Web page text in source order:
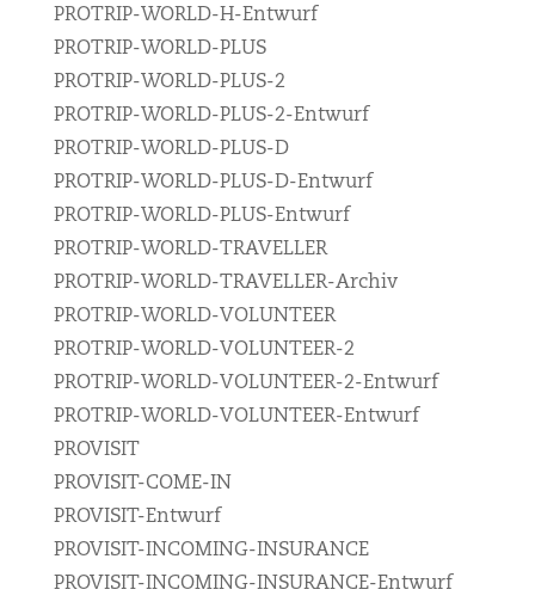
PROTRIP-WORLD-H-Entwurf
PROTRIP-WORLD-PLUS
PROTRIP-WORLD-PLUS-2
PROTRIP-WORLD-PLUS-2-Entwurf
PROTRIP-WORLD-PLUS-D
PROTRIP-WORLD-PLUS-D-Entwurf
PROTRIP-WORLD-PLUS-Entwurf
PROTRIP-WORLD-TRAVELLER
PROTRIP-WORLD-TRAVELLER-Archiv
PROTRIP-WORLD-VOLUNTEER
PROTRIP-WORLD-VOLUNTEER-2
PROTRIP-WORLD-VOLUNTEER-2-Entwurf
PROTRIP-WORLD-VOLUNTEER-Entwurf
PROVISIT
PROVISIT-COME-IN
PROVISIT-Entwurf
PROVISIT-INCOMING-INSURANCE
PROVISIT-INCOMING-INSURANCE-Entwurf